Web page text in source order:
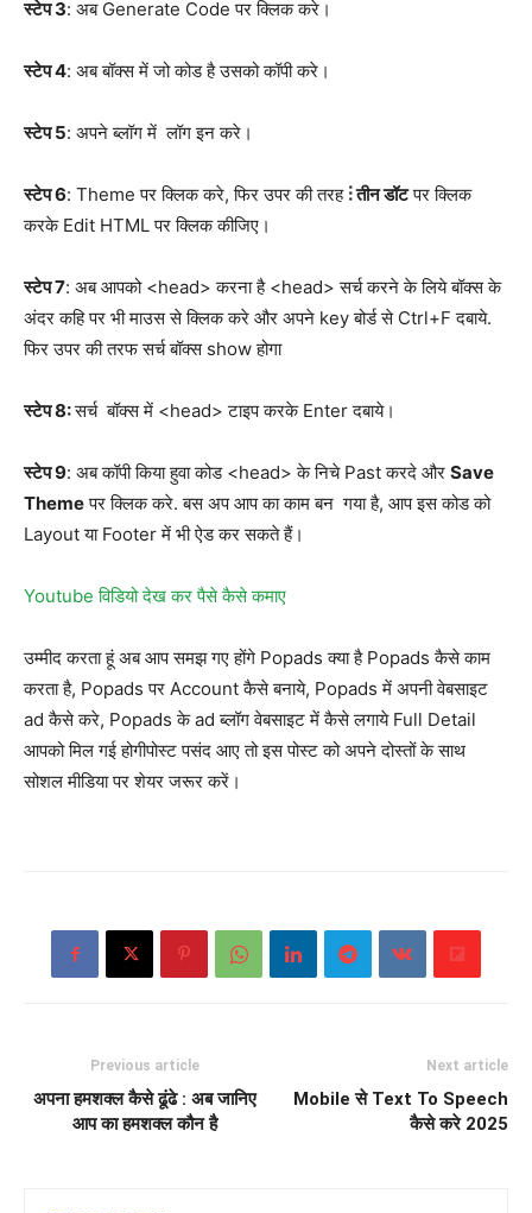
स्टेप 3: अब Generate Code पर क्लिक करे।
स्टेप 4: अब बॉक्स में जो कोड है उसको कॉपी करे।
स्टेप 5: अपने ब्लॉग में लॉग इन करे।
स्टेप 6: Theme पर क्लिक करे, फिर उपर की तरह ⋮ तीन डॉटपर क्लिक
करके Edit HTML पर क्लिक कीजिए।
स्टेप 7: अब आपको <head> करना है <head> सर्च करने के लिये बॉक्स के
अंदर कहि पर भी माउस से क्लिक करे और अपने key बोर्ड से Ctrl+F दबाये.
फिर उपर की तरफ सर्च बॉक्स show होगा
स्टेप 8:सर्च बॉक्स में <head> टाइप करके Enter दबाये।
स्टेप 9: अब कॉपी किया हुवा कोड <head> के निचे Past करदे और Save
Themeपर क्लिक करे. बस अप आप का काम बन गया है, आप इस कोड को
Layout या Footer में भी ऐड कर सकते हैं।
Youtube विडियो देख कर पैसे कैसे कमाए
उम्मीद करता हूं अब आप समझ गए होंगे Popads क्या है Popads कैसे काम
करता है, Popads पर Account कैसे बनाये, Popads में अपनी वेबसाइट
ad कैसे करे, Popads के ad ब्लॉग वेबसाइट में कैसे लगाये Full Detail
आपको मिल गई होगीपोस्ट पसंद आए तो इस पोस्ट को अपने दोस्तों के साथ
सोशल मीडिया पर शेयर जरूर करें।
Previous article
अपना हमशक्ल कैसे ढूंढे : अब जानिए
आप का हमशक्ल कौन है
Next article
Mobile से Text To Speech
कैसे करे 2025